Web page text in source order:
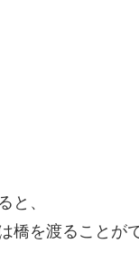
と、
橋を渡ることが